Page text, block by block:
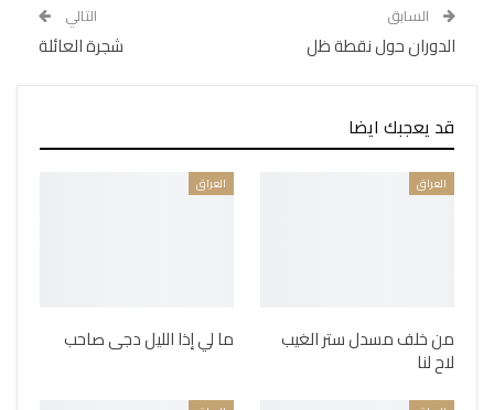
السابق
الدوران حول نقطة ظل
التالي
شجرة العائلة
قد يعجبك ايضا
العراق
من خلف مسدل ستر الغيب
لاح لنا
العراق
ما لي إذا الليل دجى صاحب